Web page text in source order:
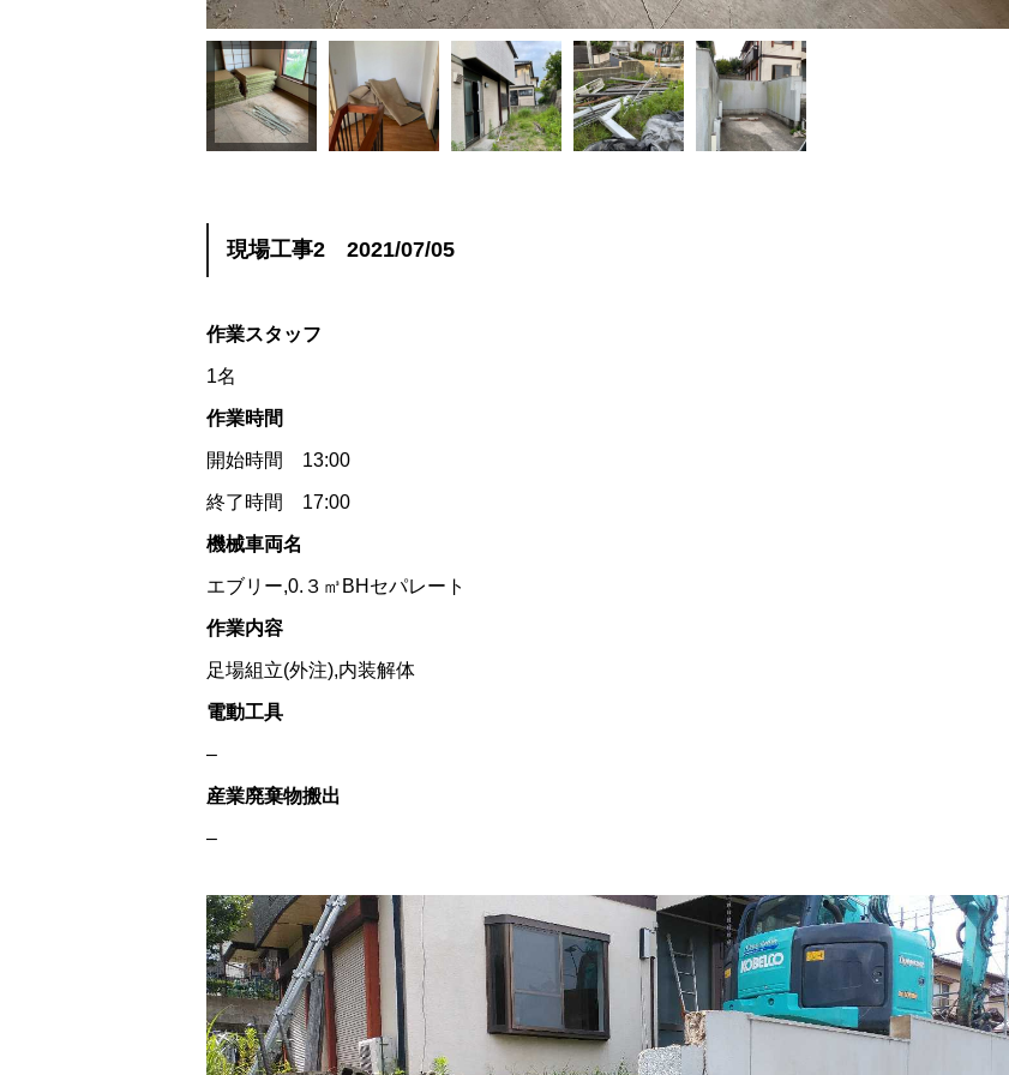
現場工事2 2021/07/05
作業スタッフ
1名
作業時間
開始時間 13:00
終了時間 17:00
機械車両名
エブリー,0.３㎥BHセパレート
作業内容
足場組立(外注),内装解体
電動工具
–
産業廃棄物搬出
–